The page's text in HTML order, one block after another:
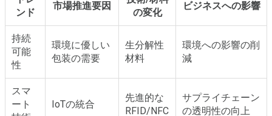
ンド
市場推進要因
の変化
ビジネスへの影響
持続
可能
性
環境に優しい
包装の需要
生分解性
材料
環境への影響の削
減
スマ
ート
IoTの統合
先進的な
RFID/NFC
サプライチェーン
の透明性の向上